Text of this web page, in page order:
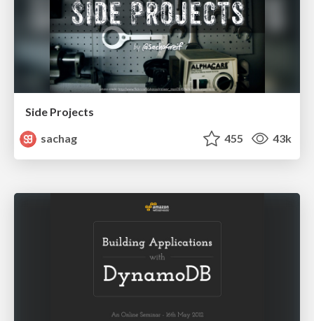
Side Projects
sachag
455 43k